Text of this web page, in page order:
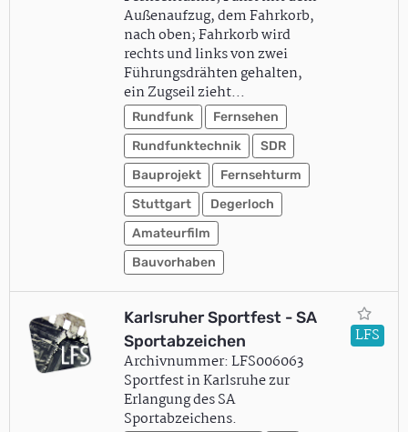
Außenaufzug, dem Fahrkorb,
nach oben; Fahrkorb wird
rechts und links von zwei
Führungsdrähten gehalten,
ein Zugseil zieht…
Rundfunk
Fernsehen
Rundfunktechnik
SDR
Bauprojekt
Fernsehturm
Stuttgart
Degerloch
Amateurfilm
Bauvorhaben
Karlsruher Sportfest - SA
Sportabzeichen
Archivnummer: LFS006063
Sportfest in Karlsruhe zur
Erlangung des SA
Sportabzeichens.
LFS